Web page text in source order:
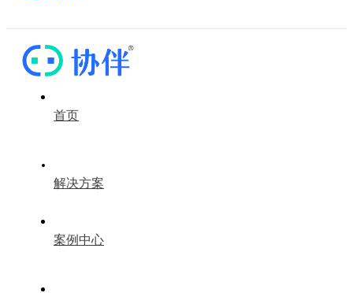
首页
解决方案
案例中心